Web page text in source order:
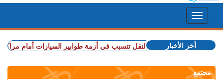
+ سوء تدبير.. وزارة النقل تتسبب في أزمة طوابير السيارات أمام مراكز
أخر الأخبار
مجتمع